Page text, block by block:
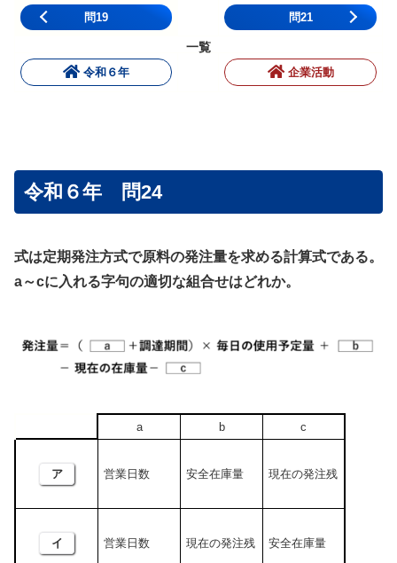
問19 問21
一覧
令和６年 企業活動
令和６年 問24
式は定期発注方式で原料の発注量を求める計算式である。
a～cに入れる字句の適切な組合せはどれか。
a b c
ア 営業日数 安全在庫量 現在の発注残
イ 営業日数 現在の発注残 安全在庫量